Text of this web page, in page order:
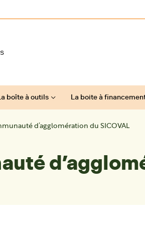
boîte à outils La boite à
d’agglomération du SICOVAL